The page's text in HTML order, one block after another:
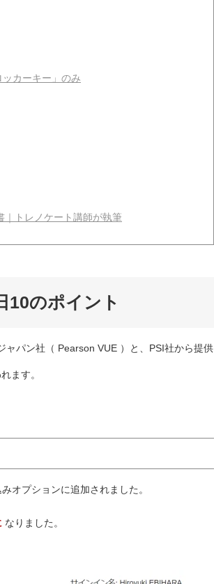
カーキー」のみ
｜トレノケート講師が執筆
10のポイント
パン社（ Pearson VUE ）と、PSI社から提供
ます。
オプションに追加されました。
なりました。